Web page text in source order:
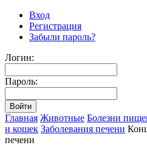
Вход
Регистрация
Забыли пароль?
Логин:
Пароль:
Главная Животные Болезни
и кошек Заболевания печени
печени